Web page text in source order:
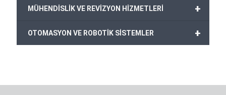
+
MÜHENDİSLİK VE REVİZYON HİZMETLERİ
+
OTOMASYON VE ROBOTİK SİSTEMLER